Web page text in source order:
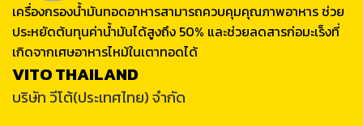
เครื่องกรองน้ำมันทอดอาหารสามารถควบคุมคุณภาพอาหาร ช่วย
ประหยัดต้นทุนค่าน้ำมันได้สูงถึง 50% และช่วยลดสารก่อมะเร็งที่
เกิดจากเศษอาหารไหม้ในเตาทอดได้
VITO THAILAND
บริษัท วีโต้(ประเทศไทย) จำกัด